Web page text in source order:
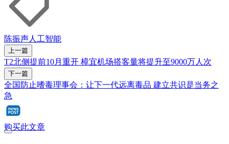
陈振声人工智能
上一篇
T2北侧提前10月重开 樟宜机场搭客量将提升至9000万人次
下一篇
全国防止嗜毒理事会：让下一代远离毒品 建立共识是当务之
急
购买此文章